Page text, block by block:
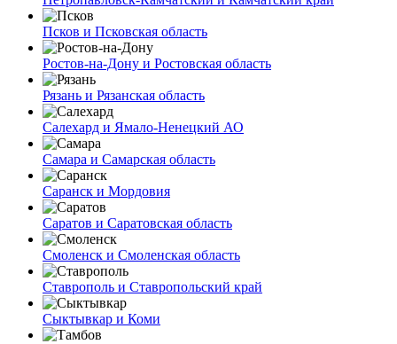
Псков и Псковская область
Ростов-на-Дону и Ростовская область
Рязань и Рязанская область
Салехард и Ямало-Ненецкий АО
Самара и Самарская область
Саранск и Мордовия
Саратов и Саратовская область
Смоленск и Смоленская область
Ставрополь и Ставропольский край
Сыктывкар и Коми